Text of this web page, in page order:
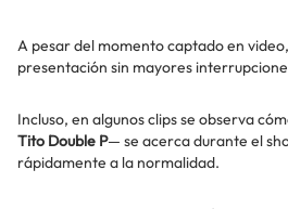
A pesar del momento captado en
presentación sin mayores
Incluso, en algunos clips se observa
Tito Double P— se acerca durante el
rápidamente a la normalidad.